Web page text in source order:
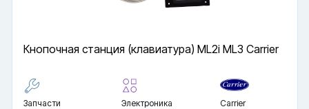
Кнопочная станция (клавиатура) ML2i ML3 Carrier
Запчасти Электроника Carrier